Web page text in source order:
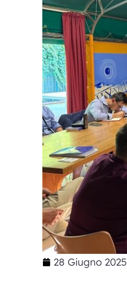
28 Giugno 2025